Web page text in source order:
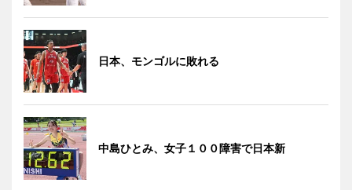
日本、モンゴルに敗れる
中島ひとみ、女子１００障害で日本新